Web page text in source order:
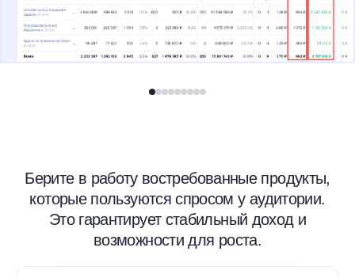
Если выпускник не нашёл работу после
Берите в работу востребованные продукты,
которые пользуются спросом у аудитории.
Это гарантирует стабильный доход и
возможности для роста.